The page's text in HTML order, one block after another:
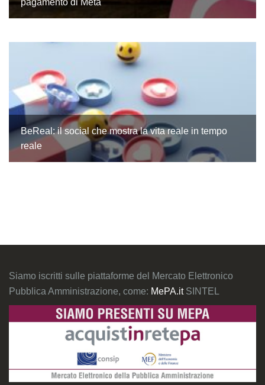
pagamento di Meta
BeReal: il social che mostra la vita reale in tempo
reale
Siamo iscritti sulle piattaforme del Mercato Elettronico
Pubblica Amministrazione, come: MePA.it SINTEL